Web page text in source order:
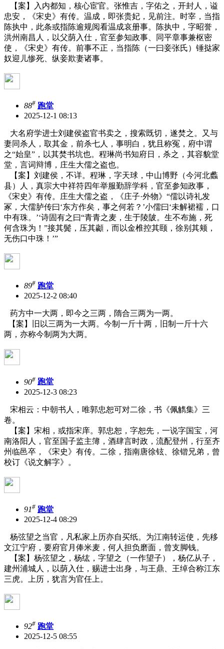
【案】入内都知，核心宦官。张惟吉，字佑之，开封人，谥
忠安，《宋史》有传。温成，即张贵妃，见前注。时宰，当指
陈执中，此条或指陈逾规阅看温成哀册事。陈执中，字昭誉，
洪州南昌人，以父荫入仕，官至参知政事、同平章事兼枢密
使，《宋史》有传。前事不正，当指陈（一曰妾张氏）锤挞家
奴迎儿惨死、纵妾欺妻诸事。
88# 跑堂
2025-12-1 08:13
大名府学进士刘建侯盗官书卖之，搜索既切，遂焚之。又与
妻同杀人，取其金，前杀七人，事明白，犹且称冤，府中谓
之“始皇”，以其焚书坑也。程琳尚书知府日，杀之，其容貌堂
堂，言词辩博，庄生大儒之盗也。
【案】刘建侯，不详。程琳，字天球，中山博野（今河北蠡
县）人，真宗大中祥符四年举服勤辞学科，官至参知政事，
《宋史》有传。庄生大儒之盗，《庄子·外物》“儒以诗礼发
冢，大儒胪传曰‘东方作矣，事之何若？’小儒曰‘未解裙襦，口
中有珠。’‘诗固有之曰“青青之麦，生于陵陂。生不布施，死
何含珠为！”接其鬓，压其顪，而以金椎控其颐，徐别其颊，
无伤口中珠！’”
89# 跑堂
2025-12-2 08:40
药方中一大两，即今之三两，隋合三两为一两。
【案】旧以三两为一大两。今制一斤十两，旧制一斤十六
两，亦称今制两为大两。
90# 跑堂
2025-12-3 08:23
宋相云：中朝书人，唯郭忠恕可对二徐，书《佩觹集》三
卷。
【案】宋相，或指宋庠。郭忠恕，字恕先，一说字国宝，河
南洛阳人，官至国子监主簿，酒肆言时政，流配登州，行至齐
州临邑卒，《宋史》有传。二徐，指南唐徐铉、徐锴兄弟，曾
校订《说文解字》。
91# 跑堂
2025-12-4 08:29
杨弦望之当官，凡私家上历亦自买纸。为江南转运使，先移
文江宁府，要府官月俸米麦，何人担负磨面，曾支脚钱。
【案】杨弦望之，杨纮，字望之（一作望子），杨亿从子，
建州浦城人，以荫入仕，赐进士出身，与王鼎、王绰合称江东
三虎。上历，犹言为官任上。
92# 跑堂
2025-12-5 08:55